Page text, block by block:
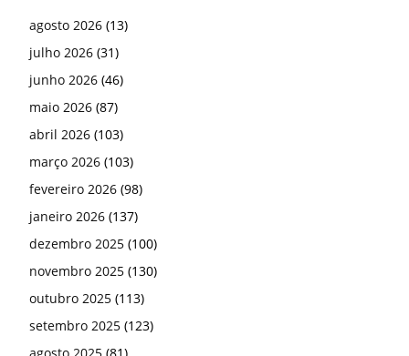
agosto 2026 (13)
julho 2026 (31)
junho 2026 (46)
maio 2026 (87)
abril 2026 (103)
março 2026 (103)
fevereiro 2026 (98)
janeiro 2026 (137)
dezembro 2025 (100)
novembro 2025 (130)
outubro 2025 (113)
setembro 2025 (123)